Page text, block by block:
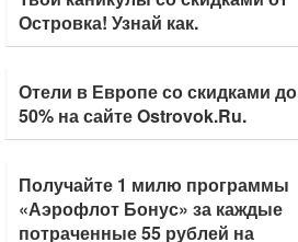
Островка! Узнай как.
Отели в Европе со скидками до
50% на сайте Ostrovok.Ru.
Получайте 1 милю программы
«Аэрофлот Бонус» за каждые
потраченные 55 рублей на